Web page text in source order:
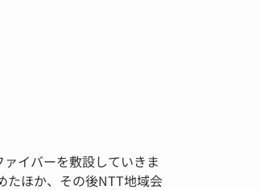
イバーを敷設していきま
たほか、その後NTT地域会